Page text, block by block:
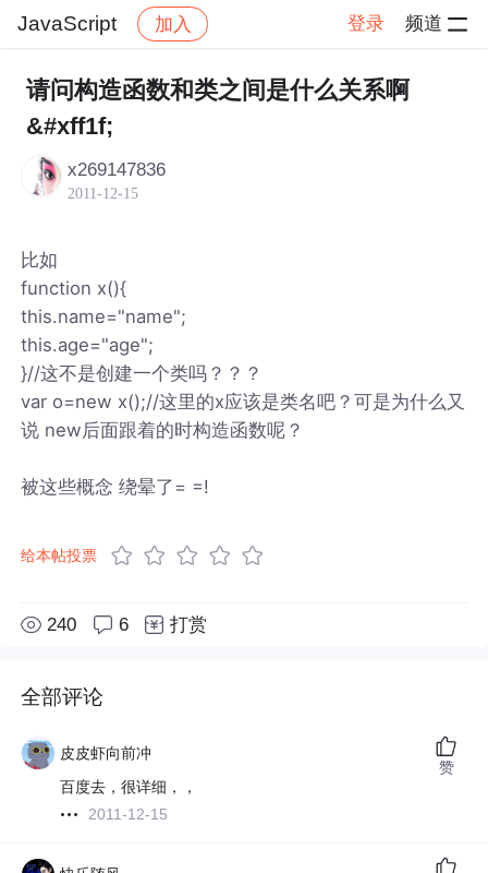
JavaScript 加入 登录 频道
社区 JavaScript 帖子详情
请问构造函数和类之间是什么关系啊
&#xff1f;
x269147836
2011-12-15
比如
function x(){
this.name="name";
this.age="age";
}//这不是创建一个类吗？？？
var o=new x();//这里的x应该是类名吧？可是为什么又
说 new后面跟着的时构造函数呢？
被这些概念 绕晕了= =!
给本帖投票
240 6 打赏
全部评论
皮皮虾向前冲
百度去，很详细，，
2011-12-15
赞